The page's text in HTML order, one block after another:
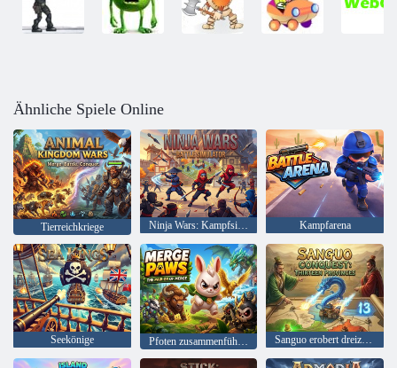
Ähnliche Spiele Online
Tierreichkriege Ninja Wars: Kampfsimulator Kampfarena
Seekönige Pfoten zusammenführen Sanguo erobert dreizehn Provinzen